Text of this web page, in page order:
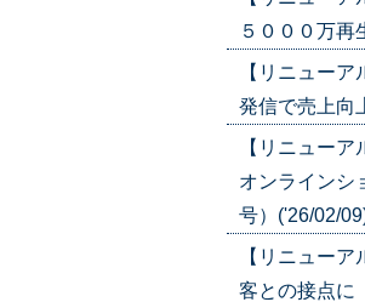
５０００万再
【リニュー
発信で売上向
【リニュー
オンラインシ
号）('26/02/
【リニュー
客との接点に